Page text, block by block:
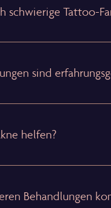
schwierige Tattoo-
sind
helfen?
Behandlungen